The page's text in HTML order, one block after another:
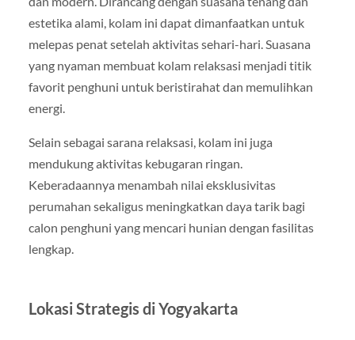
estetika alami, kolam ini dapat dimanfaatkan untuk
melepas penat setelah aktivitas sehari-hari. Suasana
yang nyaman membuat kolam relaksasi menjadi titik
favorit penghuni untuk beristirahat dan memulihkan
energi.
Selain sebagai sarana relaksasi, kolam ini juga
mendukung aktivitas kebugaran ringan.
Keberadaannya menambah nilai eksklusivitas
perumahan sekaligus meningkatkan daya tarik bagi
calon penghuni yang mencari hunian dengan fasilitas
lengkap.
Lokasi Strategis di Yogyakarta